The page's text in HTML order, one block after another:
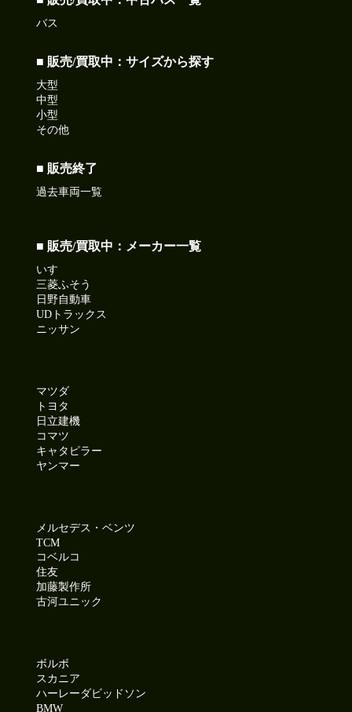
バス
■ 販売/買取中：サイズから探す
大型
中型
小型
その他
■ 販売終了
過去車両一覧
■ 販売/買取中：メーカー一覧
いすゞ
三菱ふそう
日野自動車
UDトラックス
ニッサン
マツダ
トヨタ
日立建機
コマツ
キャタピラー
ヤンマー
メルセデス・ベンツ
TCM
コベルコ
住友
加藤製作所
古河ユニック
ボルボ
スカニア
ハーレーダビッドソン
BMW